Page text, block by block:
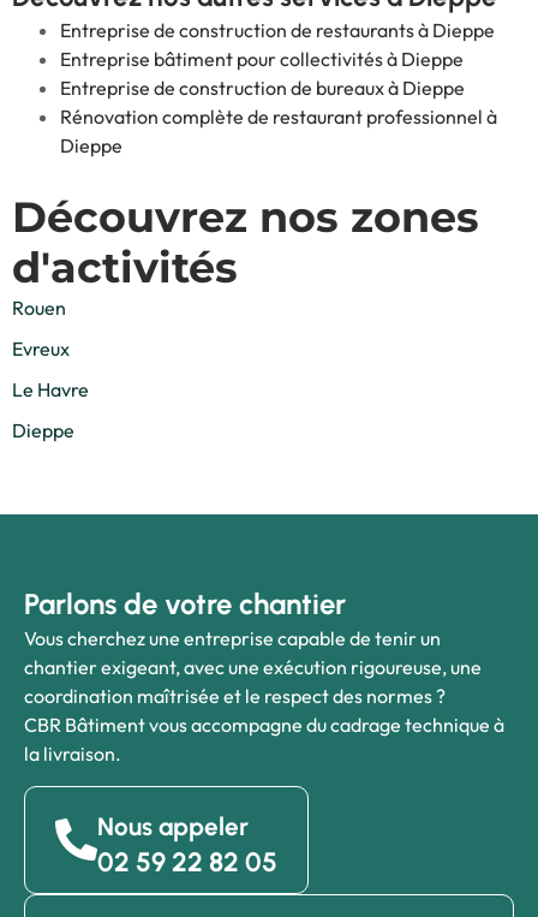
Entreprise de construction de restaurants à Dieppe
Entreprise bâtiment pour collectivités à Dieppe
Entreprise de construction de bureaux à Dieppe
Rénovation complète de restaurant professionnel à
Dieppe
Découvrez nos zones
d'activités
Rouen
Evreux
Le Havre
Dieppe
Parlons de votre chantier
Vous cherchez une entreprise capable de tenir un
chantier exigeant, avec une exécution rigoureuse, une
coordination maîtrisée et le respect des normes ?
CBR Bâtiment vous accompagne du cadrage technique à
la livraison.
Nous appeler
02 59 22 82 05